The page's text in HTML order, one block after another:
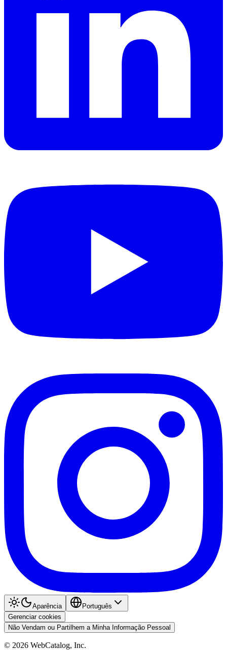
Aparência
Português
Gerenciar cookies
Não Vendam ou Partilhem a Minha Informação Pessoal
© 2026 WebCatalog, Inc.